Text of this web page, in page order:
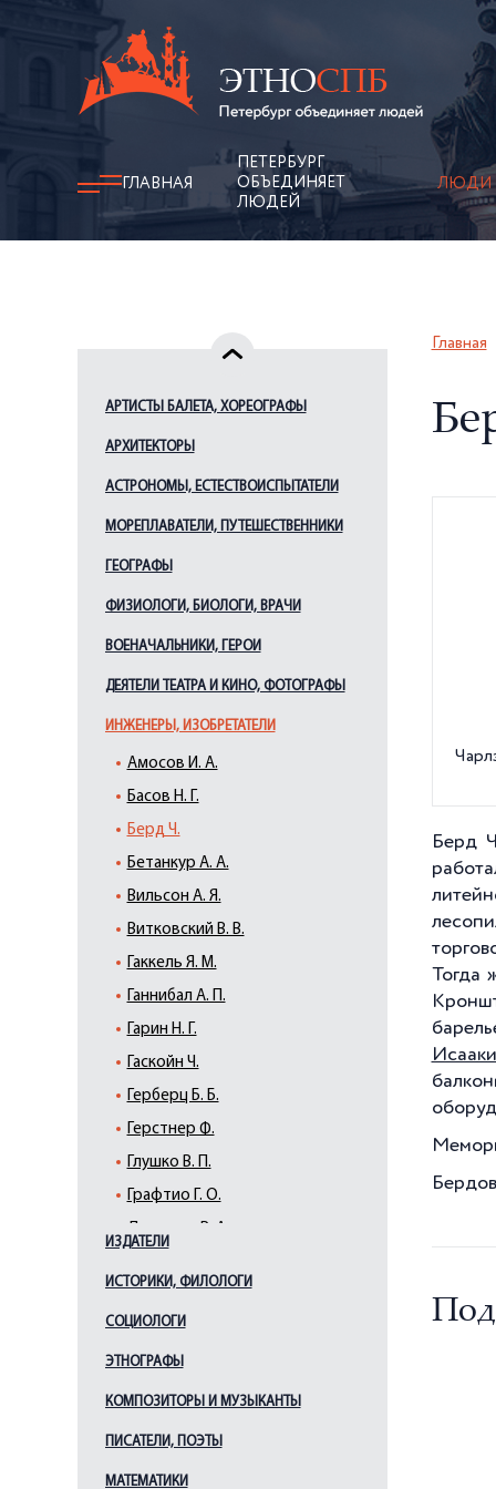
ГЛАВНАЯ
ПЕТЕРБУРГ
ОБЪЕДИНЯЕТ
ЛЮДЕЙ
ЛЮДИ
АРТИСТЫ БАЛЕТА, ХОРЕОГРАФЫ
АРХИТЕКТОРЫ
АСТРОНОМЫ, ЕСТЕСТВОИСПЫТАТЕЛИ
МОРЕПЛАВАТЕЛИ, ПУТЕШЕСТВЕННИКИ
ГЕОГРАФЫ
ФИЗИОЛОГИ, БИОЛОГИ, ВРАЧИ
ВОЕНАЧАЛЬНИКИ, ГЕРОИ
ДЕЯТЕЛИ ТЕАТРА И КИНО, ФОТОГРАФЫ
ИНЖЕНЕРЫ, ИЗОБРЕТАТЕЛИ
Амосов И. А.
Басов Н. Г.
Берд Ч.
Бетанкур А. А.
Вильсон А. Я.
Витковский В. В.
Гаккель Я. М.
Ганнибал А. П.
Гарин Н. Г.
Гаскойн Ч.
Герберц Б. Б.
Герстнер Ф.
Глушко В. П.
Графтио Г. О.
Кербедз С. В.
Кибальчич Н. И.
Климов В. Я.
ИЗДАТЕЛИ
ИСТОРИКИ, ФИЛОЛОГИ
СОЦИОЛОГИ
ЭТНОГРАФЫ
КОМПОЗИТОРЫ И МУЗЫКАНТЫ
ПИСАТЕЛИ, ПОЭТЫ
МАТЕМАТИКИ
Главная
Берд
Тогда